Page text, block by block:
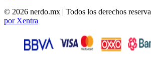
© 2026 nerdo.mx | Todos los derechos
por Xentra